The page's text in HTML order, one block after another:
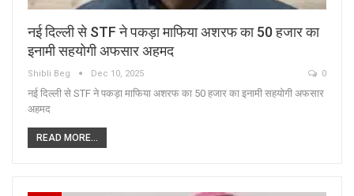
नई दिल्ली से STF ने पकड़ा माफिया अशरफ का 50 हजार का
इनामी सहयोगी अफसार अहमद
Shibli Beg Dec 10, 2025 0
नई दिल्ली से STF ने पकड़ा माफिया अशरफ का 50 हजार का इनामी सहयोगी अफसार
अहमद
READ MORE...